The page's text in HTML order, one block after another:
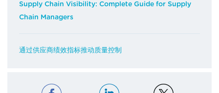
Supply Chain Visibility: Complete Guide for Supply
Chain Managers
通过供应商绩效指标推动质量控制